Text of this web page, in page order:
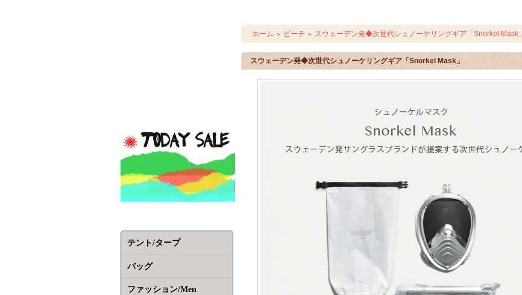
テント/タープ
バッグ
ファッション/Men
ホーム ＞ ビーチ ＞ スウェーデン発◆次世代シュノーケリングギア「Snorkel Mask」
スウェーデン発◆次世代シュノーケリングギア「Snorkel Mask」